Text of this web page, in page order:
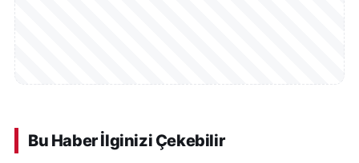
Bu Haber İlginizi Çekebilir